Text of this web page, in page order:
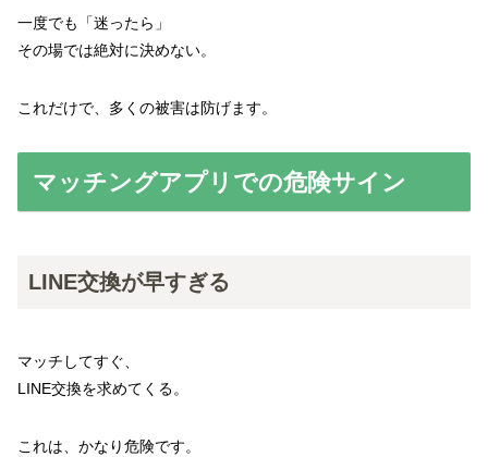
一度でも「迷ったら」
その場では絶対に決めない。
これだけで、多くの被害は防げます。
マッチングアプリでの危険サイン
LINE交換が早すぎる
マッチしてすぐ、
LINE交換を求めてくる。
これは、かなり危険です。